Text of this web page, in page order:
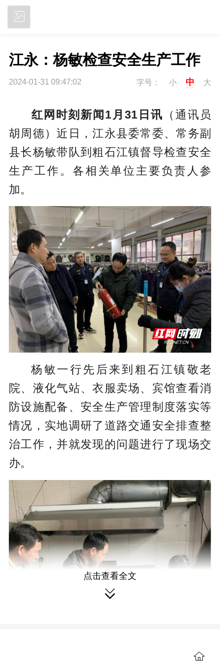
江永：杨敏检查安全生产工作
2024-01-31 09:47:02 字号： 小 中 大
红网时刻新闻1月31日讯 （通讯员
胡周德）近日，江永县委常委、常务副
县长杨敏带队到粗石江镇督导检查安全
生产工作。各相关单位主要负责人参
加。
杨敏一行先后来到粗石江镇敬老
院、液化气站、衣服卖场、宾馆查看消
防设施配备、安全生产管理制度落实等
情况，实地调研了道路交通安全排查整
治工作，并就发现的问题进行了现场交
办。
点击查看全文
